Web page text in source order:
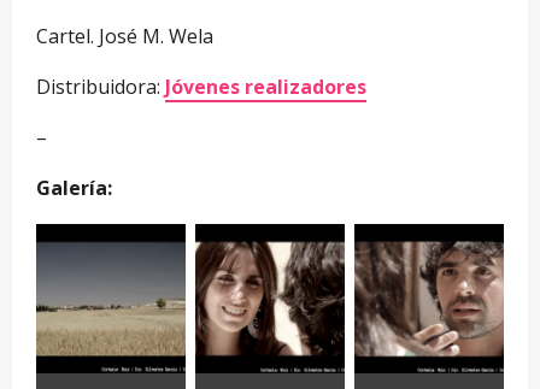
Cartel. José M. Wela
Distribuidora: Jóvenes realizadores
–
Galería: